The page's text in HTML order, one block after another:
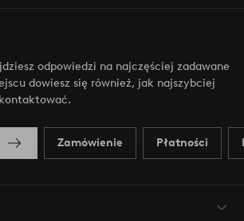
odpowiedzi na najczęściej zadawane
dowiesz się również, jak najszybciej
Zamówienie Płatności